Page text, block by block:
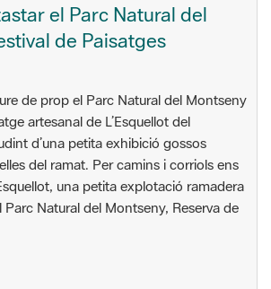
el Parc Natural del
de Paisatges
de prop el Parc Natural del Montseny
artesanal de L’Esquellot del
d’una petita exhibició gossos
del ramat. Per camins i corriols ens
una petita explotació ramadera
Natural del Montseny, Reserva de